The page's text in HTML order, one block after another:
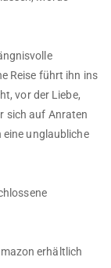
Reise führt ihn ins
vor der Liebe,
sich auf Anraten
eine unglaubliche
erhältlich